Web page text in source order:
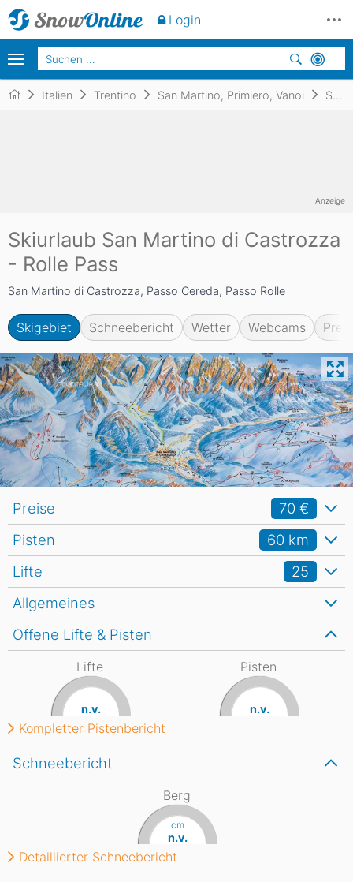
Italien Trentino San Martino, Primiero, Vanoi San Martino di Castrozza - Rolle Pass
Skiurlaub San Martino di Castrozza
- Rolle Pass
San Martino di Castrozza, Passo Cereda, Passo Rolle
Skigebiet Schneebericht Wetter Webcams
Anzeige
Allgemeines
Lifte 25
Pisten 60 km
Schneebericht
Berg
cm
n.v.
Detaillierter Schneebericht
Offene Lifte & Pisten
Lifte
n.v.
Pisten
n.v.
Kompletter Pistenbericht
Preise 70 €
Login